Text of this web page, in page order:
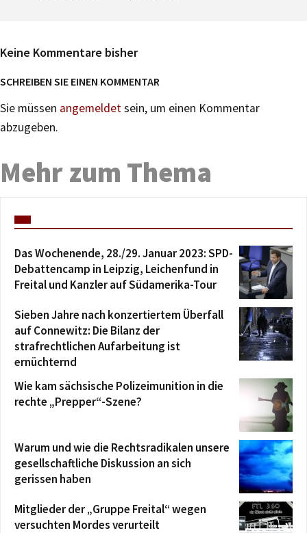
Keine Kommentare bisher
SCHREIBEN SIE EINEN KOMMENTAR
Sie müssen angemeldetsein, um einen Kommentar
abzugeben.
Mehr zum Thema
Das Wochenende, 28./29. Januar 2023: SPD-
Debattencamp in Leipzig, Leichenfund in
Freital und Kanzler auf Südamerika-Tour
Sieben Jahre nach konzertiertem Überfall
auf Connewitz: Die Bilanz der
strafrechtlichen Aufarbeitung ist
ernüchternd
Wie kam sächsische Polizeimunition in die
rechte „Prepper“-Szene?
Warum und wie die Rechtsradikalen unsere
gesellschaftliche Diskussion an sich
gerissen haben
Mitglieder der „Gruppe Freital“ wegen
versuchten Mordes verurteilt